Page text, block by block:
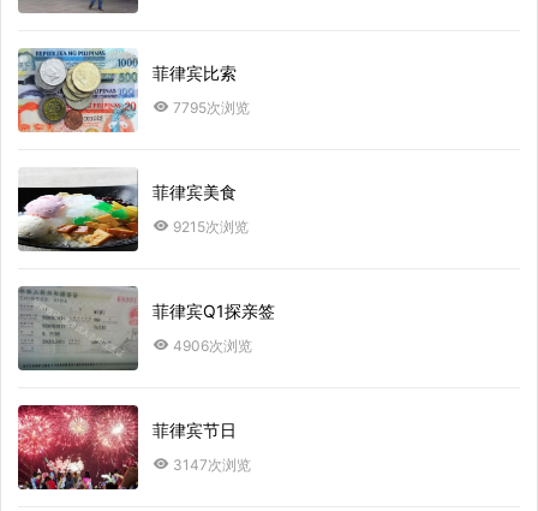
菲律宾比索
7795次浏览
菲律宾美食
9215次浏览
菲律宾Q1探亲签
4906次浏览
菲律宾节日
3147次浏览